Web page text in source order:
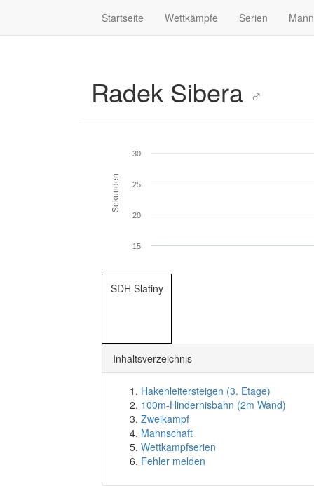
Startseite Wettkämpfe Serien
Radek Sibera ♂
Sekunden
15
20
25
30
SDH Slatiny
Inhaltsverzeichnis
Hakenleitersteigen (3. Etage)
100m-Hindernisbahn (2m Wand)
Zweikampf
Mannschaft
Wettkampfserien
Fehler melden